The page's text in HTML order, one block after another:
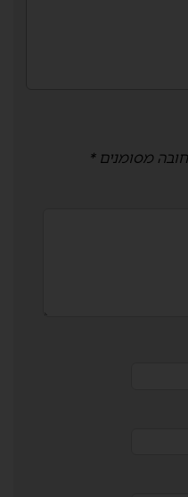
מסומנים*